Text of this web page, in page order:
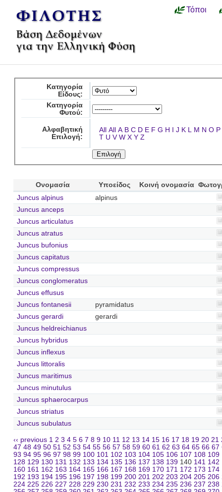
Τόποι
Κατηγορία
Είδους:
Κατηγορία
Φυτού:
Αλφαβητική
Επιλογή:
All All A B C D E F G H I J K L M N O P
T U V W X Y Z
Ονομασία Υποείδος Κοινή ονομασία
Juncus alpinus
alpinus
Juncus anceps
Juncus articulatus
Juncus atratus
Juncus bufonius
Juncus capitatus
Juncus compressus
Juncus conglomeratus
Juncus effusus
Juncus fontanesii
pyramidatus
Juncus gerardi
gerardi
Juncus heldreichianus
Juncus hybridus
Juncus inflexus
Juncus littoralis
Juncus maritimus
Juncus minutulus
Juncus sphaerocarpus
Juncus striatus
Juncus subulatus
‹‹ previous 1 2 3 4 5 6 7 8 9 10 11 12 13 14 15 16 17 18 19 20 21
47 48 49 50 51 52 53 54 55 56 57 58 59 60 61 62 63 64 65 66 67
93 94 95 96 97 98 99 100 101 102 103 104 105 106 107 108 109
128 129 130 131 132 133 134 135 136 137 138 139 140 141 142
160 161 162 163 164 165 166 167 168 169 170 171 172 173 174
192 193 194 195 196 197 198 199 200 201 202 203 204 205 206
224 225 226 227 228 229 230 231 232 233 234 235 236 237 238